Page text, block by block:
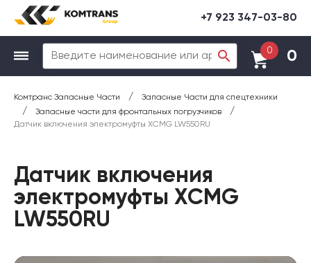
+7 923 347-03-80
0 0
Комтранс Запасные Части / Запасные Части для спецтехники
/ Запасные части для фронтальных погрузчиков /
Датчик включения электромуфты XCMG LW550RU
Датчик включения
электромуфты XCMG
LW550RU